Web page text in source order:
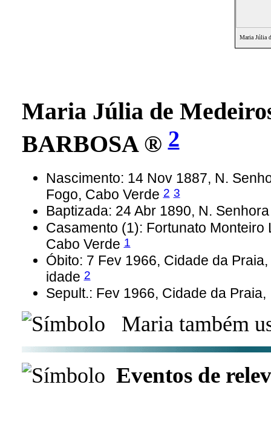
Maria Júlia
Maria Júlia de
BARBOSA ®2
Nascimento: 14 Nov 1887, N.
Fogo, Cabo Verde2 3
Baptizada: 24 Abr 1890, N.
Casamento (1): Fortunato
Cabo Verde1
Óbito: 7 Fev 1966, Cidade da
idade2
Sepult.: Fev 1966, Cidade da
Maria também
Eventos de